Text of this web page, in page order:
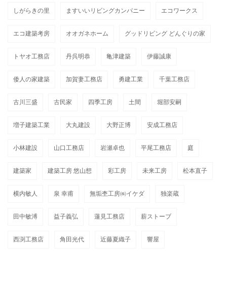
しがらきの里 ますいいリビングカンパニー エコワークス
エコ建築考房 オオガネホーム グッドリビング どんぐりの家
トヤオ工務店 丹呉明恭 亀津建築 伊藤誠康
倭人の家建築 加賀妻工務店 勇建工業 千葉工務店
古川三盛 古民家 四季工房 土間 堀部安嗣
増子建築工業 大丸建設 大野正博 安成工務店
小林建設 山口工務店 岩瀬卓也 平尾工務店 庭
建築家 建築工房 悠山想 彩工房 未来工房 松本直子
横内敏人 泉 幸甫 無垢杢工房㈱イケダ 独楽蔵
田中敏溥 益子義弘 蓮見工務店 薪ストーブ
西渕工務店 角田光代 近藤夏織子 響屋